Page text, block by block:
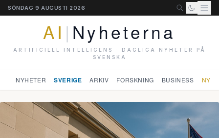
SÖNDAG 9 AUGUSTI 2026
AI | Nyheterna
ARTIFICIELL INTELLIGENS · DAGLIGA NYHETER PÅ
SVENSKA
NYHETER SVERIGE ARKIV FORSKNING BUSINESS